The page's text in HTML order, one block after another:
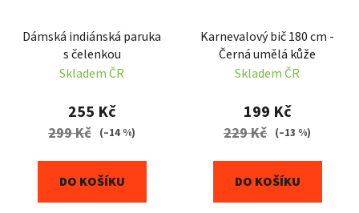
Dámská indiánská paruka
s čelenkou
Skladem ČR
255 Kč
299 Kč (–14 %)
DO KOŠÍKU
Karnevalový bič 180 cm -
Černá umělá kůže
Skladem ČR
199 Kč
229 Kč (–13 %)
DO KOŠÍKU